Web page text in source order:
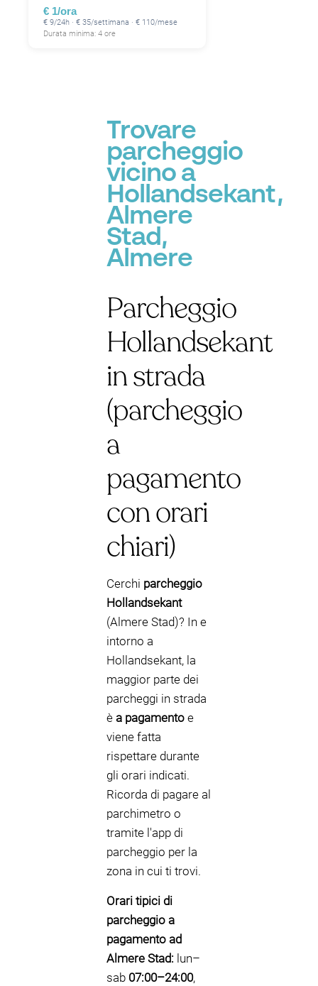
€ 1/ora
€ 9/24h · € 35/settimana · € 110/mese
Durata minima: 4 ore
Trovare
parcheggio
vicino a
Hollandsekant,
Almere
Stad,
Almere
Parcheggio
Hollandsekant
in strada
(parcheggio
a
pagamento
con orari
chiari)
Cerchi parcheggio
Hollandsekant
(Almere Stad)? In e
intorno a
Hollandsekant, la
maggior parte dei
parcheggi in strada
è a pagamento e
viene fatta
rispettare durante
gli orari indicati.
Ricorda di pagare al
parchimetro o
tramite l'app di
parcheggio per la
zona in cui ti trovi.
Orari tipici di
parcheggio a
pagamento ad
Almere Stad: lun–
sab 07:00–24:00,